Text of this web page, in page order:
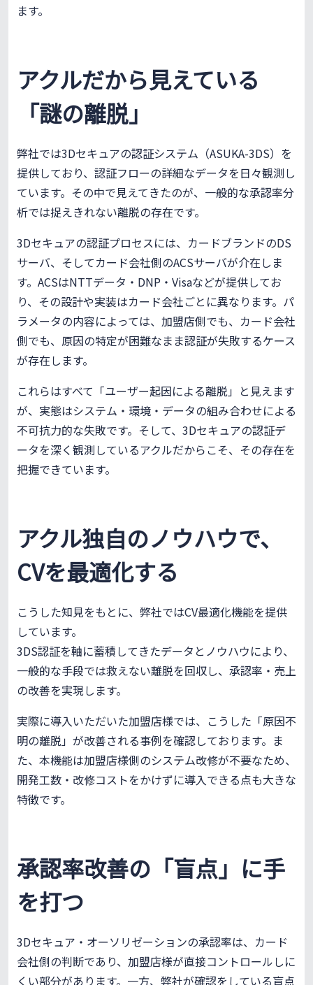
ます。
アクルだから見えている
「謎の離脱」
弊社では3Dセキュアの認証システム（ASUKA-3DS）を
提供しており、認証フローの詳細なデータを日々観測し
ています。その中で見えてきたのが、一般的な承認率分
析では捉えきれない離脱の存在です。
3Dセキュアの認証プロセスには、カードブランドのDS
サーバ、そしてカード会社側のACSサーバが介在しま
す。ACSはNTTデータ・DNP・Visaなどが提供してお
り、その設計や実装はカード会社ごとに異なります。パ
ラメータの内容によっては、加盟店側でも、カード会社
側でも、原因の特定が困難なまま認証が失敗するケース
が存在します。
これらはすべて「ユーザー起因による離脱」と見えます
が、実態はシステム・環境・データの組み合わせによる
不可抗力的な失敗です。そして、3Dセキュアの認証デ
ータを深く観測しているアクルだからこそ、その存在を
把握できています。
アクル独自のノウハウで、
CVを最適化する
こうした知見をもとに、弊社ではCV最適化機能を提供
しています。
3DS認証を軸に蓄積してきたデータとノウハウにより、
一般的な手段では救えない離脱を回収し、承認率・売上
の改善を実現します。
実際に導入いただいた加盟店様では、こうした「原因不
明の離脱」が改善される事例を確認しております。ま
た、本機能は加盟店様側のシステム改修が不要なため、
開発工数・改修コストをかけずに導入できる点も大きな
特徴です。
承認率改善の「盲点」に手
を打つ
3Dセキュア・オーソリゼーションの承認率は、カード
会社側の判断であり、加盟店様が直接コントロールしに
くい部分があります。一方、弊社が確認をしている盲点